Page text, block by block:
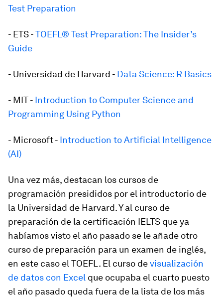
Test Preparation
- ETS -TOEFL® Test Preparation: The Insider’s
Guide
- Universidad de Harvard - Data Science: R Basics
- MIT - Introduction to Computer Science and
Programming Using Python
- Microsoft - Introduction to Artificial Intelligence
(AI)
Una vez más, destacan los cursos de
programación presididos por el introductorio de
la Universidad de Harvard. Y al curso de
preparación de la certificación IELTS que ya
habíamos visto el año pasado se le añade otro
curso de preparación para un examen de inglés,
en este caso el TOEFL. El curso devisualización
de datos con Excel que ocupaba el cuarto puesto
el año pasado queda fuera de la lista de los más